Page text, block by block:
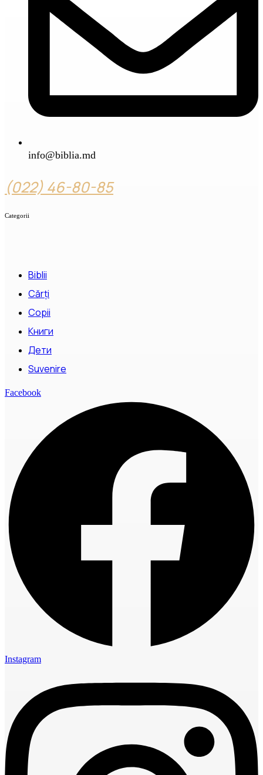
info@biblia.md
(022) 46-80-85
Categorii
Biblii
Cărți
Copii
Книги
Дети
Suvenire
Facebook
Instagram